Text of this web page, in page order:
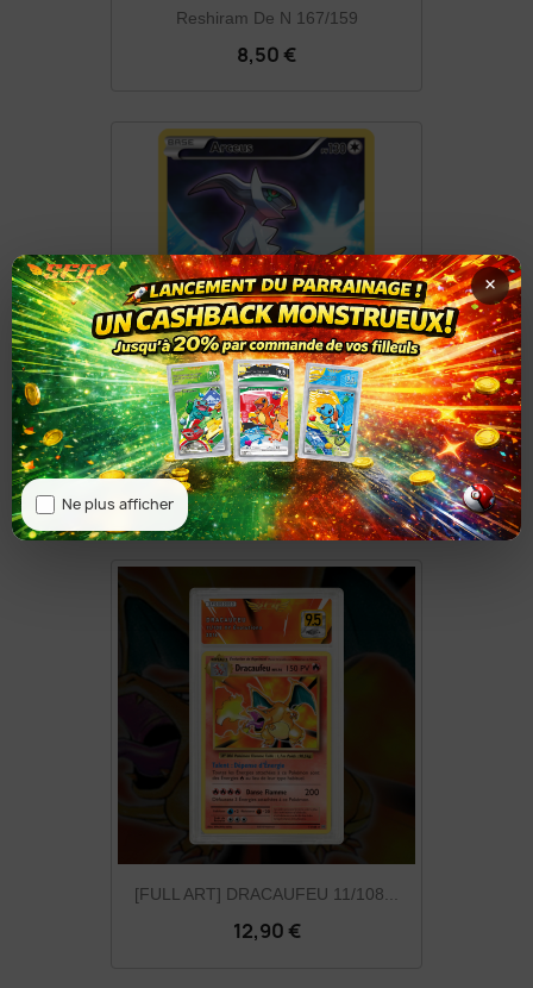
Reshiram De N 167/159
8,50 €
Arceus XY116/211
8,50 €
[FULL ART] DRACAUFEU 11/108...
12,90 €
×
Ne plus afficher